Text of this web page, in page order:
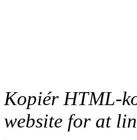
Kopiér HTML-
website for at